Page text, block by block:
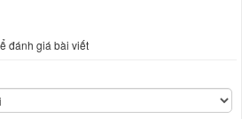
đánh giá bài viết